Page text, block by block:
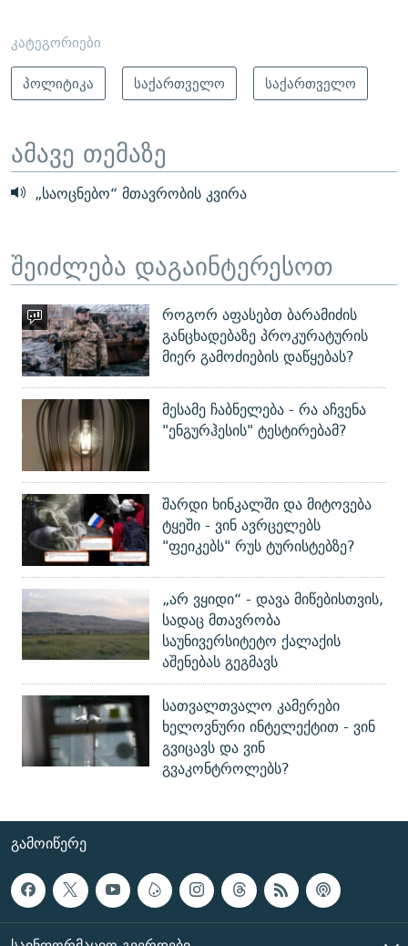
კატეგორიები
პოლიტიკა
საქართველო საქართველო
ამავე თემაზე
„საოცნებო“ მთავრობის კვირა
შეიძლება დაგაინტერესოთ
როგორ აფასებთ ბარამიძის
განცხადებაზე პროკურატურის
მიერ გამოძიების დაწყებას?
მესამე ჩაბნელება - რა აჩვენა
"ენგურჰესის" ტესტირებამ?
შარდი ხინკალში და მიტოვება
ტყეში - ვინ ავრცელებს
"ფეიკებს" რუს ტურისტებზე?
„არ ვყიდი“ - დავა მიწებისთვის,
სადაც მთავრობა
საუნივერსიტეტო ქალაქის
აშენებას გეგმავს
სათვალთვალო კამერები
ხელოვნური ინტელექტით - ვინ
გვიცავს და ვინ
გვაკონტროლებს?
ᲒᲐᲛᲝᲘᲬᲔᲠᲔ